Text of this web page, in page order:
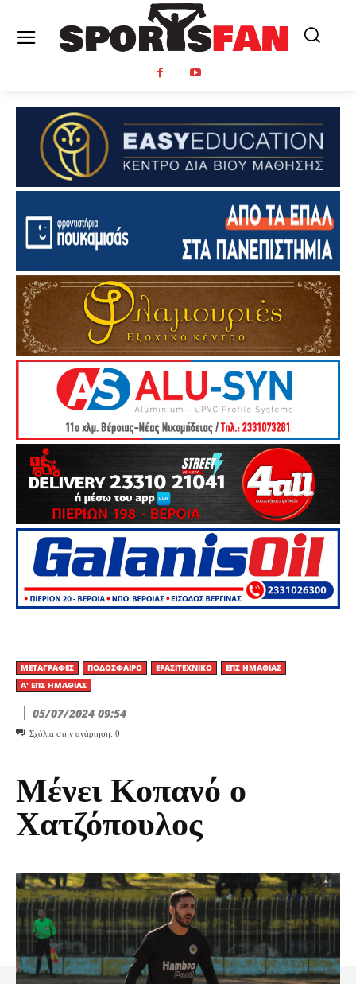
ΜΕΤΑΓΡΑΦΈΣ ΠΟΔΌΣΦΑΙΡΟ ΕΡΑΣΙΤΕΧΝΙΚΟ
ΕΠΣ ΗΜΑΘΊΑΣ
Α' ΕΠΣ ΗΜΑΘΊΑΣ
05/07/2024 09:54
Σχόλια στην ανάρτηση: 0
Μένει Κοπανό ο
Χατζόπουλος